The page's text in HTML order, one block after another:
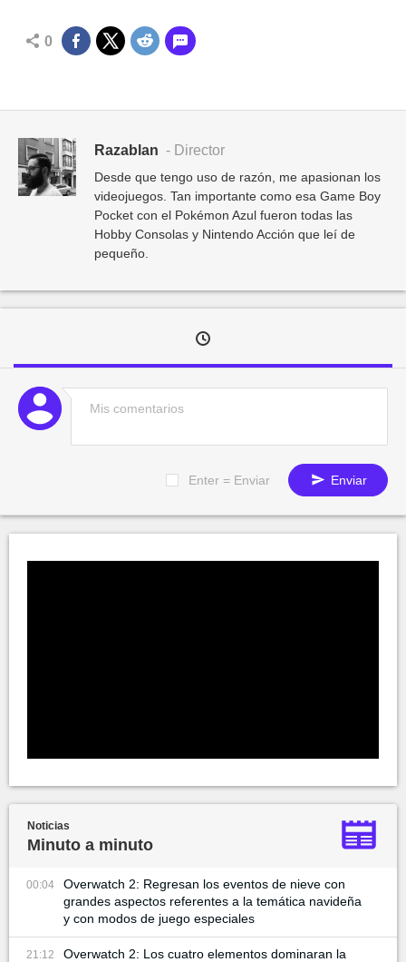
0
Razablan - Director
Desde que tengo uso de razón, me apasionan los
videojuegos. Tan importante como esa Game Boy
Pocket con el Pokémon Azul fueron todas las
Hobby Consolas y Nintendo Acción que leí de
pequeño.
Enter = Enviar Enviar
Noticias
Minuto a minuto
00:04
Overwatch 2: Regresan los eventos de nieve con
grandes aspectos referentes a la temática navideña
y con modos de juego especiales
21:12
Overwatch 2: Los cuatro elementos dominaran la